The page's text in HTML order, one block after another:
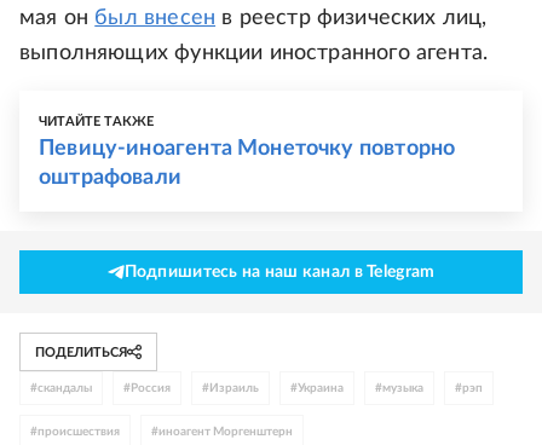
мая он был внесен в реестр физических лиц,
выполняющих функции иностранного агента.
ЧИТАЙТЕ ТАКЖЕ
Певицу-иноагента Монеточку повторно
оштрафовали
Подпишитесь на наш канал в Telegram
ПОДЕЛИТЬСЯ
#скандалы # Россия # Израиль #Украина #музыка #рэп
#происшествия #иноагент Моргенштерн